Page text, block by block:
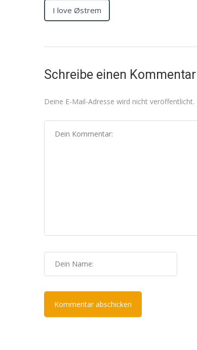
I love Østrem
Schreibe einen Kommentar
Deine E-Mail-Adresse wird nicht veröffentlicht.